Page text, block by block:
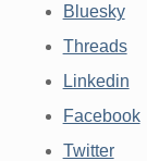
Bluesky
Threads
Linkedin
Facebook
Twitter